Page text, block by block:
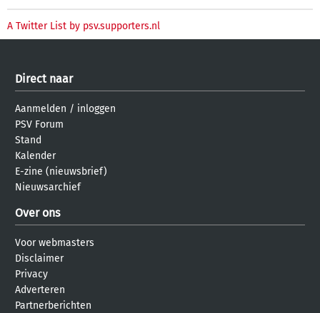
A Twitter List by psv.supporters.nl
Direct naar
Aanmelden / inloggen
PSV Forum
Stand
Kalender
E-zine (nieuwsbrief)
Nieuwsarchief
Over ons
Voor webmasters
Disclaimer
Privacy
Adverteren
Partnerberichten